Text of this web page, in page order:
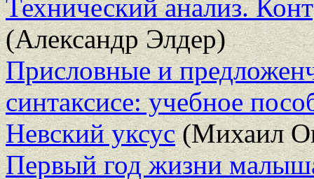
Технический анализ.
(Александр Элдер)
Присловные и
синтаксисе: учебное
Невский уксус(Михаил
Первый год жизни